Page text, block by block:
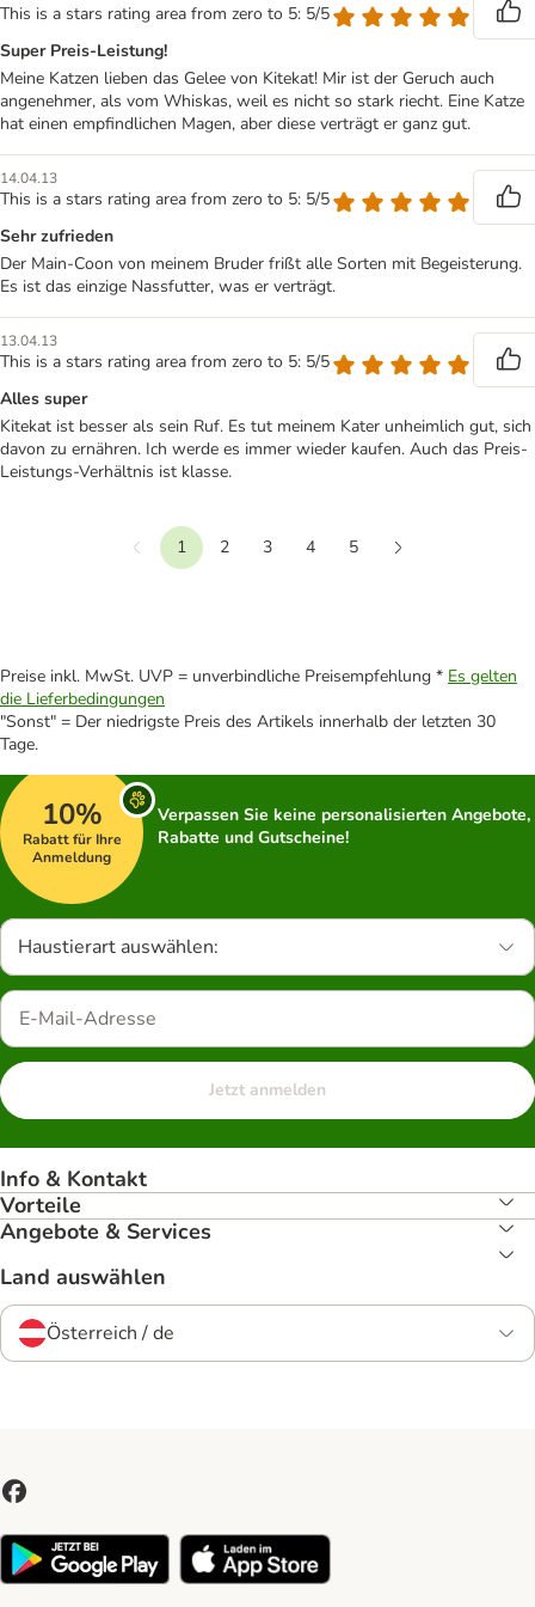
This is a stars rating area from zero to 5: 5/5
Super Preis-Leistung!
Meine Katzen lieben das Gelee von Kitekat! Mir ist der Geruch auch
angenehmer, als vom Whiskas, weil es nicht so stark riecht. Eine Katze
hat einen empfindlichen Magen, aber diese verträgt er ganz gut.
14.04.13
This is a stars rating area from zero to 5: 5/5
Sehr zufrieden
Der Main-Coon von meinem Bruder frißt alle Sorten mit Begeisterung.
Es ist das einzige Nassfutter, was er verträgt.
13.04.13
This is a stars rating area from zero to 5: 5/5
Alles super
Kitekat ist besser als sein Ruf. Es tut meinem Kater unheimlich gut, sich
davon zu ernähren. Ich werde es immer wieder kaufen. Auch das Preis-
Leistungs-Verhältnis ist klasse.
Vorherige
1 2 3 4
5
Preise inkl. MwSt. UVP = unverbindliche Preisempfehlung * Es gelten
die Lieferbedingungen
"Sonst" = Der niedrigste Preis des Artikels innerhalb der letzten 30
Tage.
10%
Rabatt für Ihre
Anmeldung
Verpassen Sie keine personalisierten Angebote,
Rabatte und Gutscheine!
Haustierart auswählen:
Jetzt anmelden
Info & Kontakt
Vorteile
Angebote & Services
Land auswählen
Österreich / de